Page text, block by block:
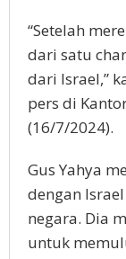
“Setelah
dari satu
dari Israel,”
pers di
(16/7/2024).
Gus Yahya
dengan
negara. Dia
untuk